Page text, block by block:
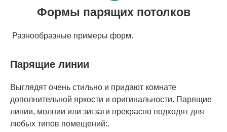
Формы парящих потолков
Разнообразные примеры форм.
Парящие линии
Выглядят очень стильно и придают комнате
дополнительной яркости и оригинальности. Парящие
линии, молнии или зигзаги прекрасно подходят для
любых типов помещений:.